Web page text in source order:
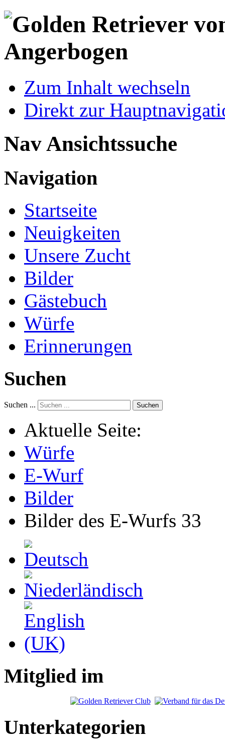
Zum Inhalt wechseln
Direkt zur
Nav Ansichtssuche
Navigation
Startseite
Neuigkeiten
Unsere Zucht
Bilder
Gästebuch
Würfe
Erinnerungen
Suchen
Suchen ... Suchen
Aktuelle Seite:
Würfe
E-Wurf
Bilder
Bilder des E-Wurfs 33
Mitglied im
Unterkategorien